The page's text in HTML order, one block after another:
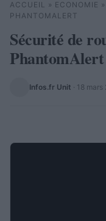
Rechercher
ACCUEIL » ECONOMIE »
PHANTOMALERT
Sécurité de
PhantomAlert
Infos.fr Unit · 18 mars